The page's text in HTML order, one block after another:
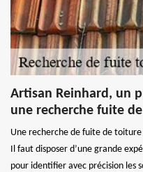
Artisan Reinhard, un
une recherche fuite
Une recherche de fuite de
Il faut disposer d’une grande
pour identifier avec précision les